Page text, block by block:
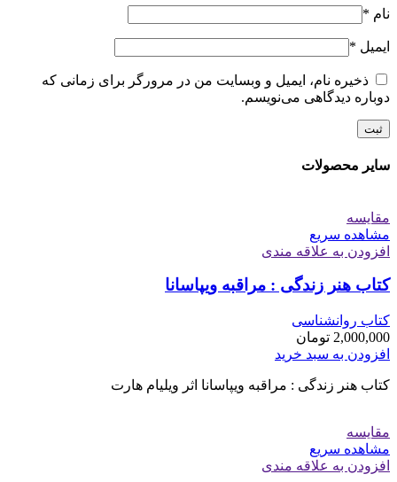
نام *
ایمیل *
ذخیره نام، ایمیل و وبسایت من در مرورگر برای زمانی که
دوباره دیدگاهی می‌نویسم.
سایر محصولات
مقایسه
مشاهده سریع
افزودن به علاقه مندی
کتاب هنر زندگی : مراقبه ویپاسانا
کتاب روانشناسی
2,000,000 تومان
افزودن به سبد خرید
کتاب هنر زندگی : مراقبه ویپاسانا اثر ويليام هارت
مقایسه
مشاهده سریع
افزودن به علاقه مندی